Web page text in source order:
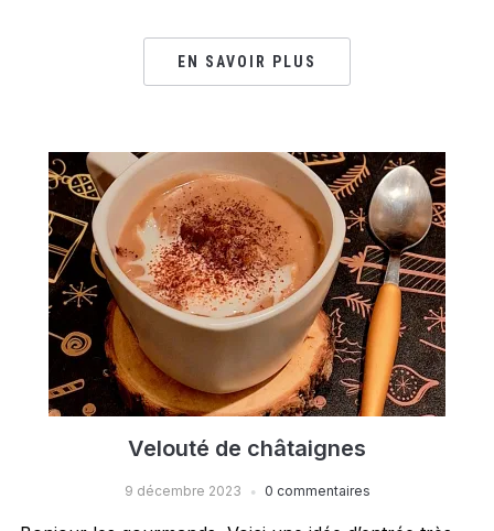
EN SAVOIR PLUS
Velouté de châtaignes
9 décembre 2023 0 commentaires